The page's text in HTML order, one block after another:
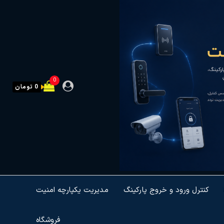
0
0 تومان
مدیریت یکپارچه امنیت کنترل ورود و خروج پارکینگ
فروشگاه